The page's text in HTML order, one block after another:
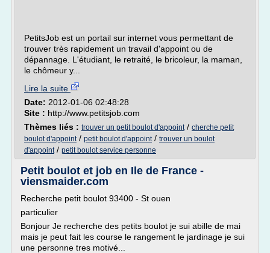
PetitsJob est un portail sur internet vous permettant de
trouver très rapidement un travail d'appoint ou de
dépannage. L'étudiant, le retraité, le bricoleur, la maman,
le chômeur y...
Lire la suite
Date: 2012-01-06 02:48:28
Site : http://www.petitsjob.com
Thèmes liés : trouver un petit boulot d'appoint/ cherche petit
boulot d'appoint/ petit boulot d'appoint/ trouver un boulot
d'appoint/ petit boulot service personne
Petit boulot et job en Ile de France -
viensmaider.com
Recherche petit boulot 93400 - St ouen
particulier
Bonjour Je recherche des petits boulot je sui abille de mai
mais je peut fait les course le rangement le jardinage je sui
une personne tres motivé...